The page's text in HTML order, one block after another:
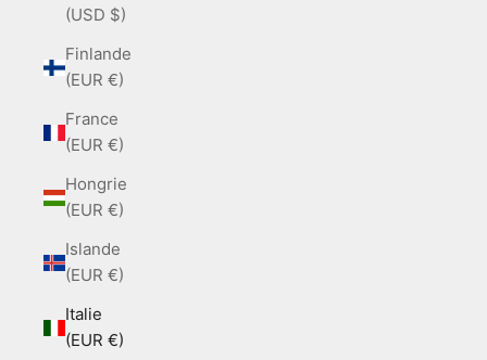
(USD $)
Finlande
(EUR €)
France
(EUR €)
Hongrie
(EUR €)
Islande
(EUR €)
Italie
(EUR €)